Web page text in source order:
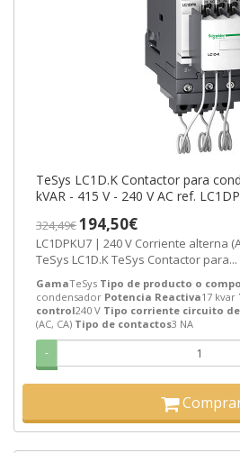
TeSys LC1D.K Contactor para
kVAR - 415 V - 240 V AC ref.
324,49€194,50€
LC1DPKU7 | 240 V Corriente alterna (AC, CA) 17 kvar 3 NA
TeSys LC1D.K TeSys Contactor para...
GamaTeSys Tipo de producto o
condensador Potencia Reactiva17 kvar
control240 V Tipo corriente circuito
(AC, CA) Tipo de contactos3 NA
-